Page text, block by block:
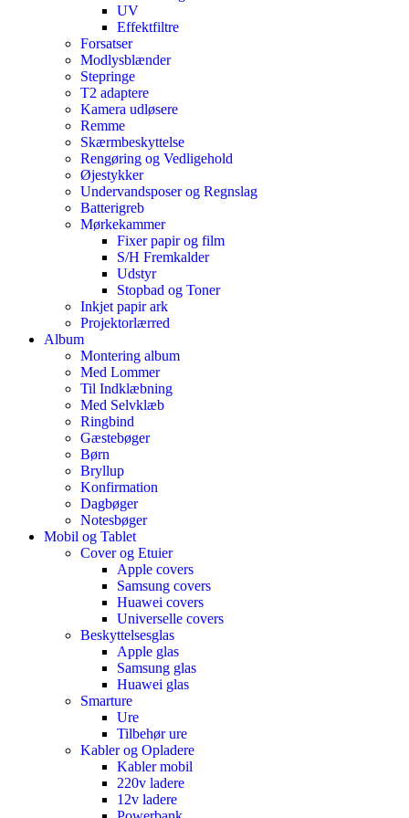
UV
Effektfiltre
Forsatser
Modlysblænder
Stepringe
T2 adaptere
Kamera udløsere
Remme
Skærmbeskyttelse
Rengøring og Vedligehold
Øjestykker
Undervandsposer og Regnslag
Batterigreb
Mørkekammer
Fixer papir og film
S/H Fremkalder
Udstyr
Stopbad og Toner
Inkjet papir ark
Projektorlærred
Album
Montering album
Med Lommer
Til Indklæbning
Med Selvklæb
Ringbind
Gæstebøger
Børn
Bryllup
Konfirmation
Dagbøger
Notesbøger
Mobil og Tablet
Cover og Etuier
Apple covers
Samsung covers
Huawei covers
Universelle covers
Beskyttelsesglas
Apple glas
Samsung glas
Huawei glas
Smarture
Ure
Tilbehør ure
Kabler og Opladere
Kabler mobil
220v ladere
12v ladere